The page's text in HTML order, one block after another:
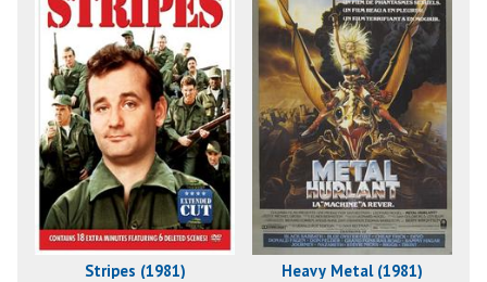
Stripes (1981) Heavy Metal (1981)